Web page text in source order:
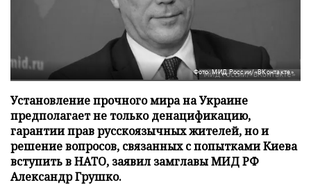
Фото: МИД России/«ВКонтакте»
Установление прочного мира на Украине
предполагает не только денацификацию,
гарантии прав русскоязычных жителей, но и
решение вопросов, связанных с попытками Киева
вступить в НАТО, заявил замглавы МИД РФ
Александр Грушко.